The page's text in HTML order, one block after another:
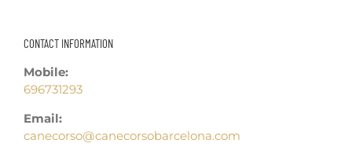
CONTACT INFORMATION
Mobile:
696731293
Email:
canecorso@canecorsobarcelona.com